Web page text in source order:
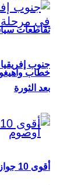
تقاطعات
خطاب
جنوب
بعد الثورة
أقوى 10 جوازات سفر في إفريقيا لعام 2026